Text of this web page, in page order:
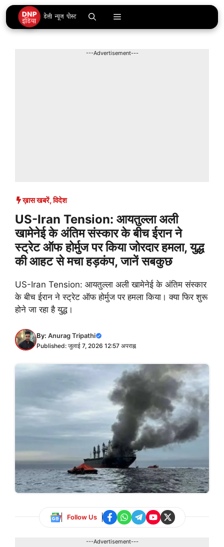
Skip
to
content
Menu
---Advertisement---
ख़ास खबरें,विदेश
US-Iran Tension: आयतुल्ला अली
खामेनेई के अंतिम संस्कार के बीच ईरान ने
स्ट्रेट ऑफ होर्मुज पर किया जोरदार हमला, युद्ध
की आहट से मचा हड़कंप, जानें सबकुछ
US-Iran Tension: आयतुल्ला अली खामेनेई के अंतिम संस्कार
के बीच ईरान ने स्ट्रेट ऑफ होर्मुज पर हमला किया। क्या फिर शुरू
होने जा रहा है युद्ध।
By: Anurag Tripathi
Published: जुलाई 7, 2026 12:57 अपराह्न
Follow Us
---Advertisement---